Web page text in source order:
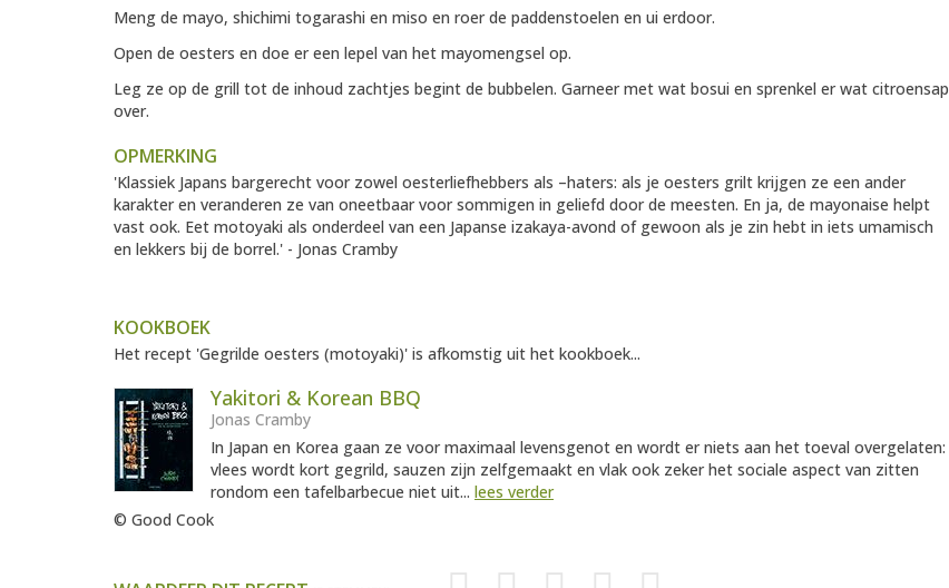
Meng de mayo, shichimi togarashi en miso en roer de paddenstoelen en ui erdoor.
Open de oesters en doe er een lepel van het mayomengsel op.
Leg ze op de grill tot de inhoud zachtjes begint de bubbelen. Garneer met wat bosui en sprenkel er wat citroensap
over.
OPMERKING
'Klassiek Japans bargerecht voor zowel oesterliefhebbers als –haters: als je oesters grilt krijgen ze een ander
karakter en veranderen ze van oneetbaar voor sommigen in geliefd door de meesten. En ja, de mayonaise helpt
vast ook. Eet motoyaki als onderdeel van een Japanse izakaya-avond of gewoon als je zin hebt in iets umamisch
en lekkers bij de borrel.' - Jonas Cramby
KOOKBOEK
Het recept 'Gegrilde oesters (motoyaki)' is afkomstig uit het kookboek...
Yakitori & Korean BBQ
Jonas Cramby
In Japan en Korea gaan ze voor maximaal levensgenot en wordt er niets aan het toeval overgelaten:
vlees wordt kort gegrild, sauzen zijn zelfgemaakt en vlak ook zeker het sociale aspect van zitten
rondom een tafelbarbecue niet uit... lees verder
© Good Cook